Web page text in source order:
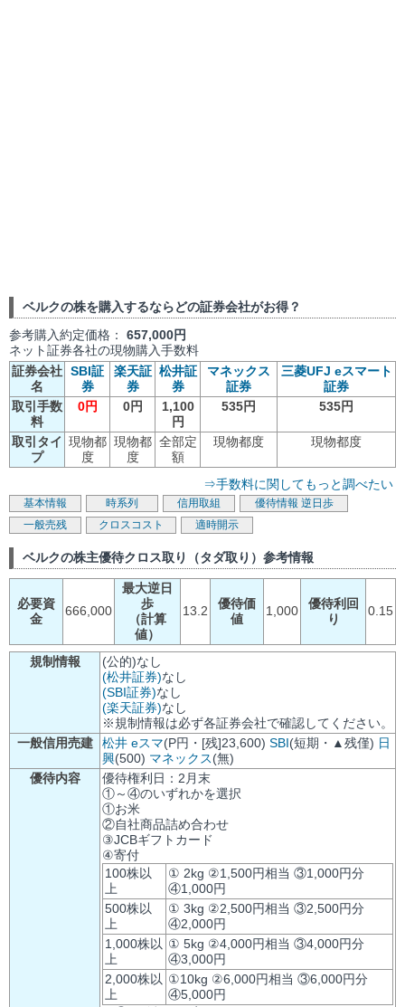
ベルクの株を購入するならどの証券会社がお得？
参考購入約定価格： 657,000円
ネット証券各社の現物購入手数料
証券会社
名
SBI証
券
楽天証
券
松井証
券
マネックス
証券
三菱UFJ eスマート
証券
取引手数
料
0円 0円
1,100
円
535円 535円
取引タイ
プ
現物都
度
現物都
度
全部定
額
現物都度 現物都度
⇒手数料に関してもっと調べたい
基本情報 時系列 信用取組 優待情報 逆日歩
一般売残
クロスコスト 適時開示
ベルクの株主優待クロス取り（タダ取り）参考情報
必要資
金
666,000
最大逆日
歩
（計算
値）
13.2
優待価
値
1,000
優待利回
り
0.15
規制情報
(公的)なし
(松井証券)なし
(SBI証券)なし
(楽天証券)なし
※規制情報は必ず各証券会社で確認してください。
一般信用売建
松井 eスマ(P円・[残]23,600) SBI(短期・▲残僅) 日
興(500) マネックス(無)
優待内容
優待権利日：2月末
①～④のいずれかを選択
①お米
②自社商品詰め合わせ
③JCBギフトカード
④寄付
100株以
上
① 2kg ②1,500円相当 ③1,000円分
④1,000円
500株以
上
① 3kg ②2,500円相当 ③2,500円分
④2,000円
1,000株以
上
① 5kg ②4,000円相当 ③4,000円分
④3,000円
2,000株以
上
①10kg ②6,000円相当 ③6,000円分
④5,000円